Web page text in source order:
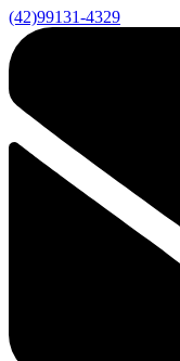
(42)99131-4329